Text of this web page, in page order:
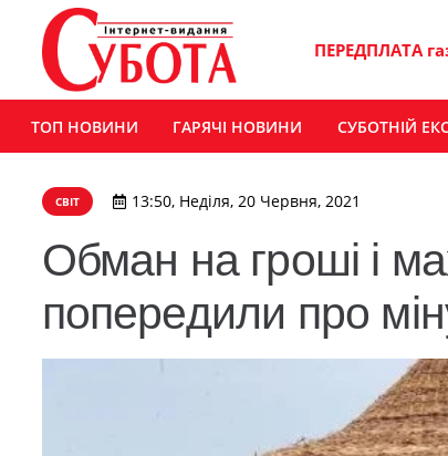
ПЕРЕДПЛАТА
ТОП НОВИНИ ГАРЯЧІ НОВИНИ СУБОТНІЙ
СВІТ 13:50, Неділя, 20 Червня, 2021
Обман на гроші і
попередили про